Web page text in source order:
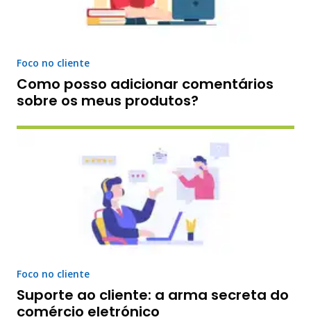
Foco no cliente
Como posso adicionar comentários
sobre os meus produtos?
Foco no cliente
Suporte ao cliente: a arma secreta do
comércio eletrónico